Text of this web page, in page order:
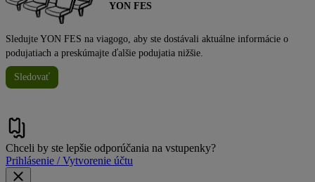
YON FES
Sledujte YON FES na viagogo, aby ste dostávali aktuálne informácie o
podujatiach a preskúmajte ďalšie podujatia nižšie.
Sledovať
Chceli by ste lepšie odporúčania na vstupenky?
Prihlásenie / Vytvorenie účtu